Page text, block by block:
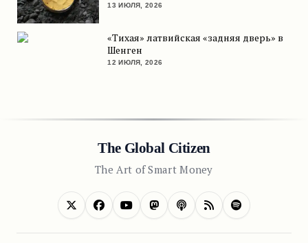
13 ИЮЛЯ, 2026
«Тихая» латвийская «задняя дверь» в
Шенген
12 ИЮЛЯ, 2026
The Global Citizen
The Art of Smart Money